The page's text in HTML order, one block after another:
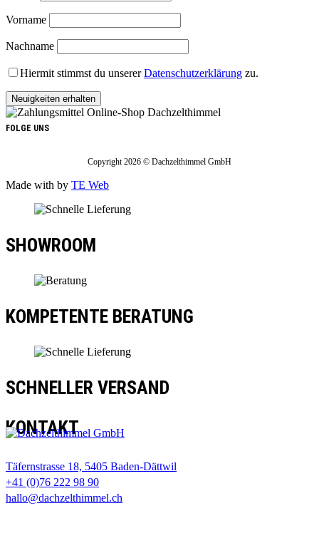
Vorname
Nachname
Hiermit stimmst du unsererDatenschutzerklärung zu.
FOLGE UNS
Copyright 2026 © Dachzelthimmel GmbH
Made with by TE Web
SHOWROOM
KOMPETENTE BERATUNG
SCHNELLER VERSAND
KONTAKT
Täfernstrasse 18, 5405 Baden-Dättwil
+41 (0)76 222 98 90
hallo@dachzelthimmel.ch